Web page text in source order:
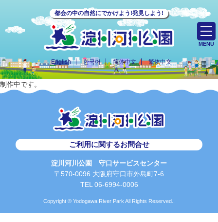
都会の中の自然にでかけよう!発見しよう!
English 한국어 简体中文 繁体中文
MENU
制作中です。
ご利用に関するお問合せ
淀川河川公園 守口サービスセンター
〒570-0096 大阪府守口市外島町7-6
TEL 06-6994-0006
Copyright © Yodogawa River Park All Rights Reserved..